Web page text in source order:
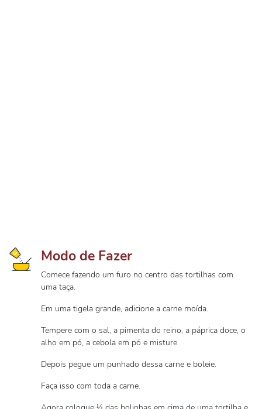
Modo de Fazer
Comece fazendo um furo no centro das tortilhas com
uma taça.
Em uma tigela grande, adicione a carne moída.
Tempere com o sal, a pimenta do reino, a páprica doce, o
alho em pó, a cebola em pó e misture.
Depois pegue um punhado dessa carne e boleie.
Faça isso com toda a carne.